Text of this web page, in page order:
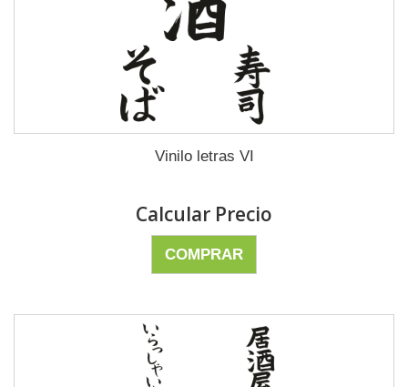
Vinilo letras VI
Calcular Precio
COMPRAR